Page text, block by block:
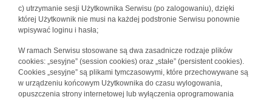
c) utrzymanie sesji Użytkownika Serwisu (po zalogowaniu), dzięki
której Użytkownik nie musi na każdej podstronie Serwisu ponownie
wpisywać loginu i hasła;
W ramach Serwisu stosowane są dwa zasadnicze rodzaje plików
cookies: „sesyjne” (session cookies) oraz „stałe” (persistent cookies).
Cookies „sesyjne” są plikami tymczasowymi, które przechowywane są
w urządzeniu końcowym Użytkownika do czasu wylogowania,
opuszczenia strony internetowej lub wyłączenia oprogramowania